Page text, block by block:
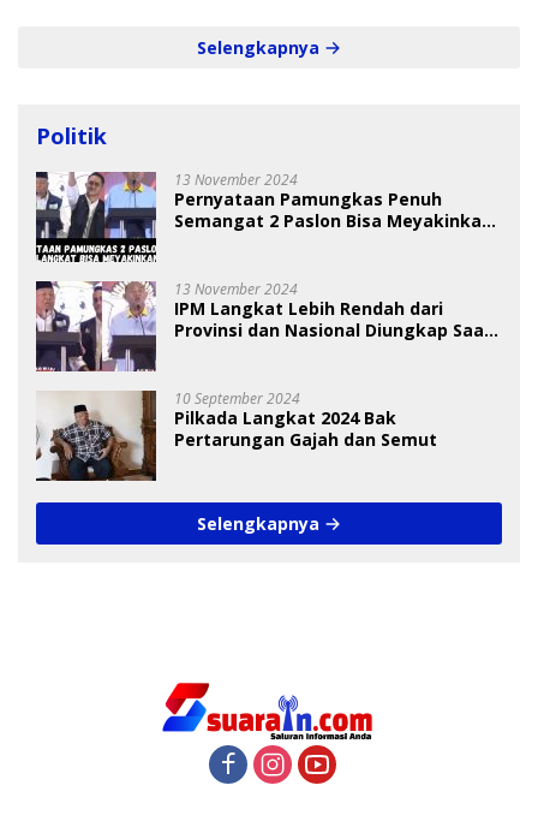
Selengkapnya
Politik
13 November 2024
Pernyataan Pamungkas Penuh
Semangat 2 Paslon Bisa Meyakinkan
13 November 2024
IPM Langkat Lebih Rendah dari
Provinsi dan Nasional Diungkap Saat
10 September 2024
Pilkada Langkat 2024 Bak
Pertarungan Gajah dan Semut
Selengkapnya